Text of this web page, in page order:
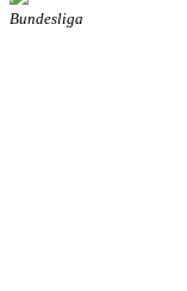
Bundesliga